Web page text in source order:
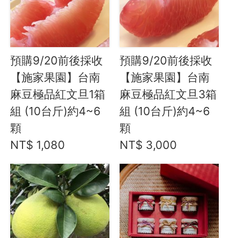
社群
愛飯團FB粉絲團
YouTube
Instagram
聯絡我們
客服專線
服務信箱
關於
關於愛飯團
預購9/20前後採收
【施家果園】台南
麻豆極品紅文旦1箱
組 (10台斤)約4~6
顆
NT$ 1,080
預購9/20前後採收
【施家果園】台南
麻豆極品紅文旦3箱
組 (10台斤)約4~6
顆
NT$ 3,000